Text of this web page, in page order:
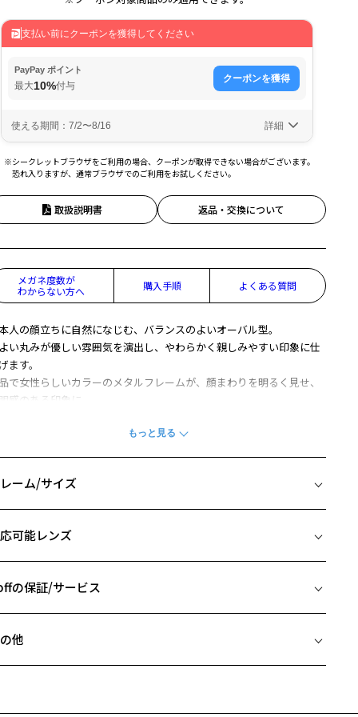
※シークレットブラウザをご利用の場合、クーポンが取得できない場合がございます。
恐れ入りますが、通常ブラウザでのご利用をお試しください。
取扱説明書 返品・交換について
メガネ度数が
わからない方へ
購入手順 よくある質問
人の顔立ちに自然になじむ、バランスのよいオーバル型。
い丸みが優しい雰囲気を演出し、やわらかく親しみやすい印象に仕
ます。
で女性らしいカラーのメタルフレームが、顔まわりを明るく見せ、
明感のある印象に。
さめのサイズ設計で、ジュニア世代の方や、小顔の方にもぴったりフ
イウェアです。
クラシック)の一覧をみる
ーム/サイズ
リッジ(鼻部分)の横幅：17mm
可能レンズ
フレームとレンズの合計料金を知りたい方へ
の保証/サービス
他